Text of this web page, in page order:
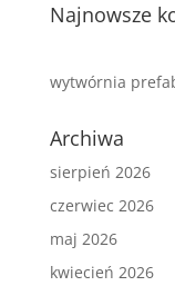
Najnowsze
wytwórnia
Archiwa
sierpień 2026
czerwiec 2026
maj 2026
kwiecień 2026